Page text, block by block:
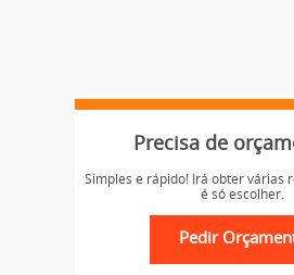
Precisa de
Simples e rápido! Irá obter várias
é só escolher.